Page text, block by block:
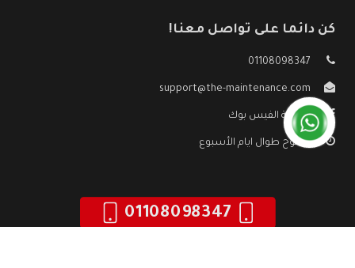
كن دائما على تواصل معنا!
01108098347
support@the-maintenance.com
صفحة الفيس بوك
مفتوح طوال ايام الأسبوع
01108098347